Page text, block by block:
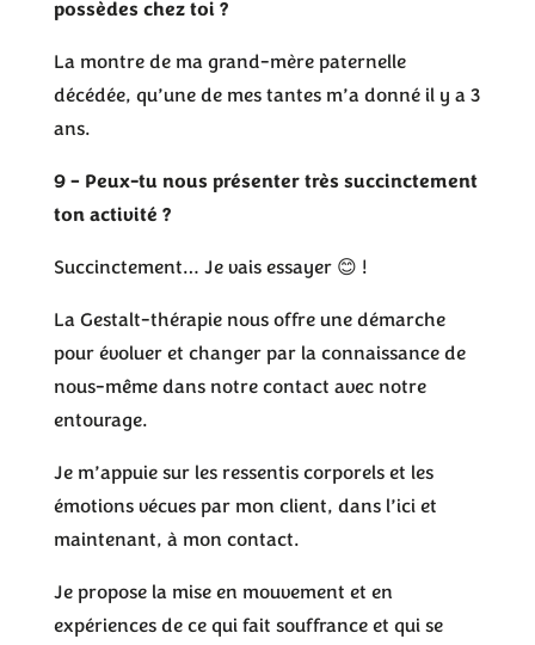
possèdes chez toi ?
La montre de ma grand-mère paternelle
décédée, qu’une de mes tantes m’a donné il y a 3
ans.
9 – Peux-tu nous présenter très succinctement
ton activité ?
Succinctement… Je vais essayer 😊 !
La Gestalt-thérapie nous offre une démarche
pour évoluer et changer par la connaissance de
nous-même dans notre contact avec notre
entourage.
Je m’appuie sur les ressentis corporels et les
émotions vécues par mon client, dans l’ici et
maintenant, à mon contact.
Je propose la mise en mouvement et en
expériences de ce qui fait souffrance et qui se